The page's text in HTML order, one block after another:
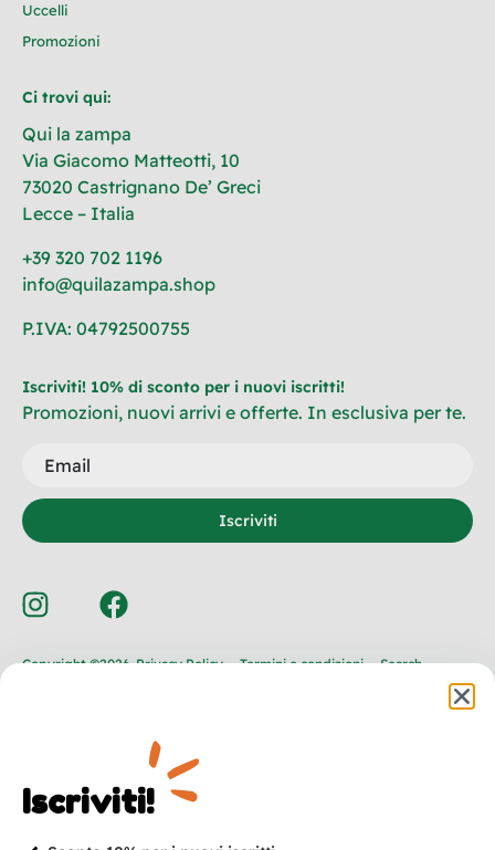
Uccelli
Promozioni
Ci trovi qui:
Qui la zampa
Via Giacomo Matteotti, 10
73020 Castrignano De’ Greci
Lecce – Italia
+39 320 702 1196
info@quilazampa.shop
P.IVA: 04792500755
Copyright ©2026 Privacy Policy Termini e condizioni Search
Iscriviti! 10% di sconto per i nuovi iscritti!
Promozioni, nuovi arrivi e offerte. In esclusiva per te.
Iscriviti
Iscriviti!